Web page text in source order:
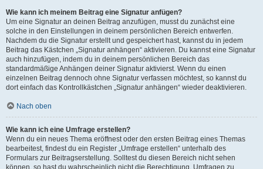
Wie kann ich meinem Beitrag eine Signatur anfügen?
Um eine Signatur an deinen Beitrag anzufügen, musst du zunächst eine
solche in den Einstellungen in deinem persönlichen Bereich entwerfen.
Nachdem du die Signatur erstellt und gespeichert hast, kannst du in jedem
Beitrag das Kästchen „Signatur anhängen“ aktivieren. Du kannst eine Signatur
auch hinzufügen, indem du in deinem persönlichen Bereich das
standardmäßige Anhängen deiner Signatur aktivierst. Wenn du einen
einzelnen Beitrag dennoch ohne Signatur verfassen möchtest, so kannst du
dort einfach das Kontrollkästchen „Signatur anhängen“ wieder deaktivieren.
Nach oben
Wie kann ich eine Umfrage erstellen?
Wenn du ein neues Thema eröffnest oder den ersten Beitrag eines Themas
bearbeitest, findest du ein Register „Umfrage erstellen“ unterhalb des
Formulars zur Beitragserstellung. Solltest du diesen Bereich nicht sehen
können, so hast du wahrscheinlich nicht die Berechtigung, Umfragen zu